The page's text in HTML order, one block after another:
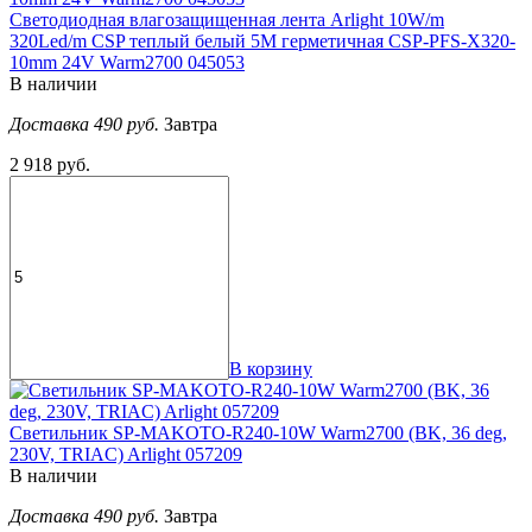
Светодиодная влагозащищенная лента Arlight 10W/m
320Led/m CSP теплый белый 5M герметичная CSP-PFS-X320-
10mm 24V Warm2700 045053
В наличии
Доставка 490 руб. Завтра
2 918 руб.
В корзину
Светильник SP-MAKOTO-R240-10W Warm2700 (BK, 36 deg,
230V, TRIAC) Arlight 057209
В наличии
Доставка 490 руб. Завтра